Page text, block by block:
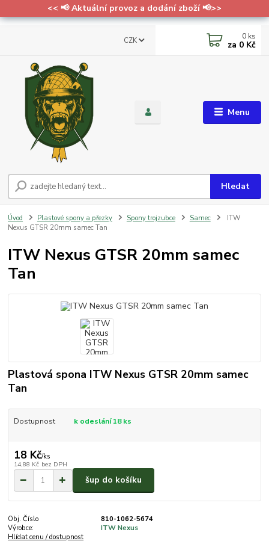
<< 📢 Aktuální provoz a dodání zboží 📢>>
Menu
CZK
Hledat
0 ks
za 0 Kč
Úvod Plastové spony a přezky Spony trojzubce Samec
ITW
Nexus GTSR 20mm samec Tan
ITW Nexus GTSR 20mm samec
Tan
Plastová spona ITW Nexus GTSR 20mm samec
Tan
Dostupnost k odeslání 18 ks
18 Kč/ks
14,88 Kč bez DPH
šup do košíku
Obj. Číslo
810-1062-5674
Výrobce:
ITW Nexus
Hlídat cenu / dostupnost